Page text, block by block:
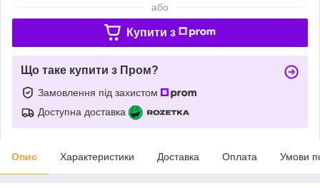
або
Купити з
Що таке купити з Пром?
Замовлення під захистом
Доступна доставка
Опис Характеристики Доставка Оплата Умови